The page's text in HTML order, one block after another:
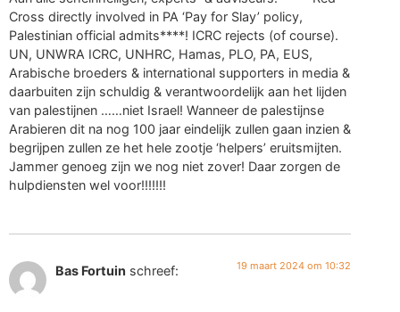
Cross directly involved in PA ‘Pay for Slay’ policy,
Palestinian official admits****! ICRC rejects (of course).
UN, UNWRA ICRC, UNHRC, Hamas, PLO, PA, EUS,
Arabische broeders & international supporters in media &
daarbuiten zijn schuldig & verantwoordelijk aan het lijden
van palestijnen ……niet Israel! Wanneer de palestijnse
Arabieren dit na nog 100 jaar eindelijk zullen gaan inzien &
begrijpen zullen ze het hele zootje ‘helpers’ eruitsmijten.
Jammer genoeg zijn we nog niet zover! Daar zorgen de
hulpdiensten wel voor!!!!!!!
Bas Fortuin schreef: 19 maart 2024 om 10:32